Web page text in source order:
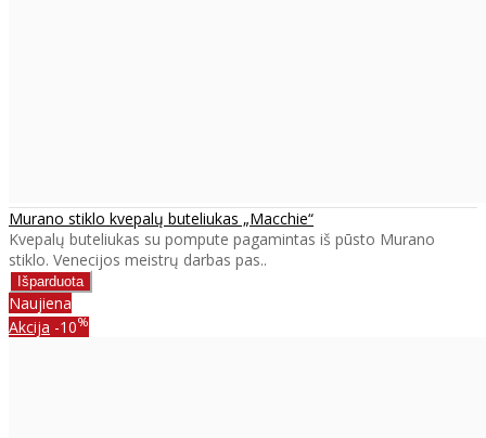
Murano stiklo kvepalų buteliukas „Macchie“
Kvepalų buteliukas su pompute pagamintas iš pūsto Murano
stiklo. Venecijos meistrų darbas pas..
Naujiena
Akcija -10%